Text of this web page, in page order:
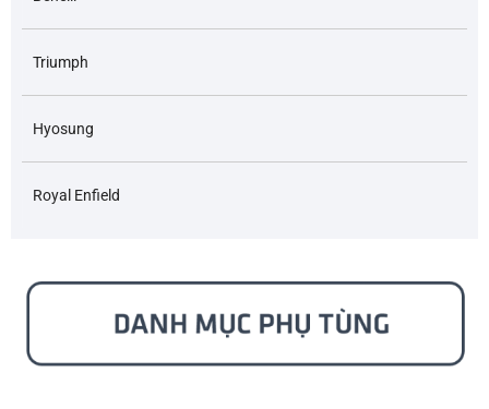
Triumph
Hyosung
Royal Enfield